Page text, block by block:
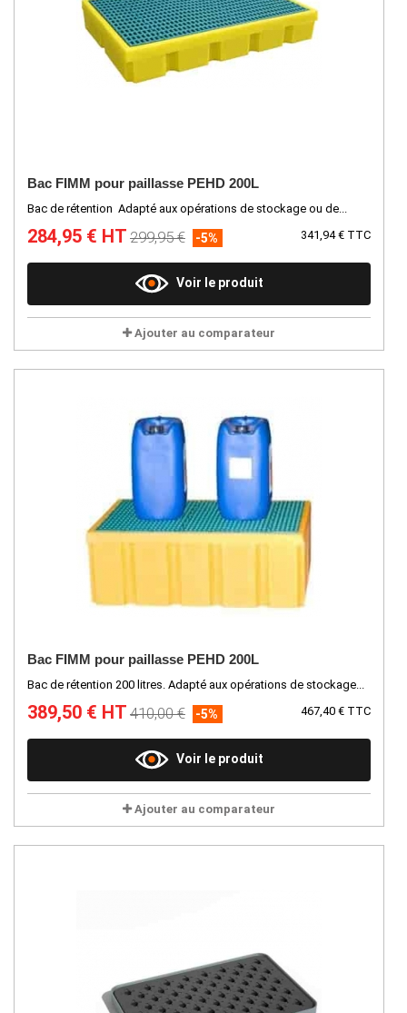
Bac FIMM pour paillasse PEHD 200L
Bac de rétention Adapté aux opérations de stockage ou de...
284,95 € HT 341,94 € TTC
299,95 € -5%
Voir le produit
Ajouter au comparateur
Bac FIMM pour paillasse PEHD 200L
Bac de rétention 200 litres. Adapté aux opérations de stockage...
389,50 € HT 467,40 € TTC
410,00 € -5%
Voir le produit
Ajouter au comparateur